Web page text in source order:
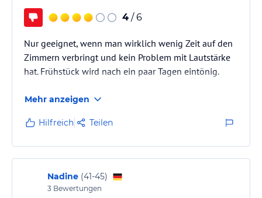
4 / 6
Nur geeignet, wenn man wirklich wenig Zeit auf den
Zimmern verbringt und kein Problem mit Lautstärke
hat. Frühstück wird nach ein paar Tagen eintönig.
Mehr anzeigen
Hilfreich Teilen
Nadine (41-45)
3 Bewertungen